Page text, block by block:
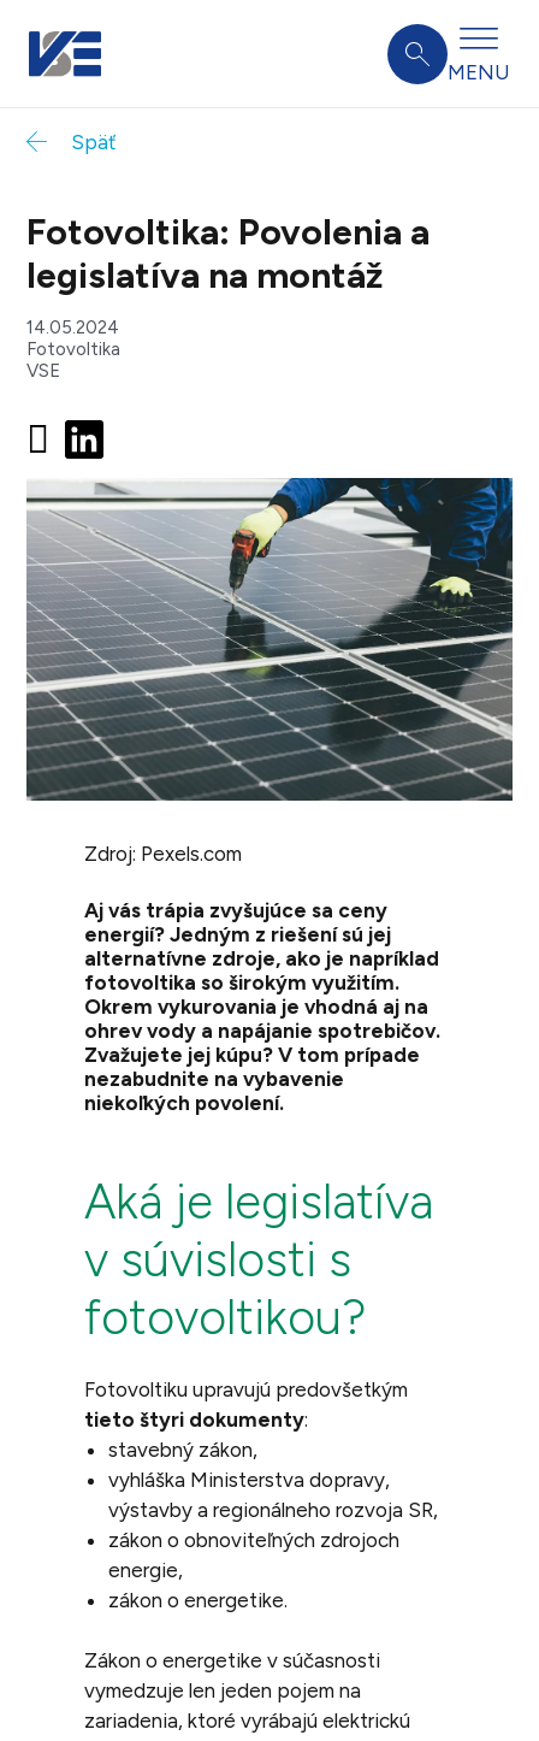
MENU
Späť
Fotovoltika: Povolenia a
legislatíva na montáž
14.05.2024
Fotovoltika
VSE
Zdroj: Pexels.com
Aj vás trápia zvyšujúce sa ceny
energií? Jedným z riešení sú jej
alternatívne zdroje, ako je napríklad
fotovoltika so širokým využitím.
Okrem vykurovania je vhodná aj na
ohrev vody a napájanie spotrebičov.
Zvažujete jej kúpu? V tom prípade
nezabudnite na vybavenie
niekoľkých povolení.
Aká je legislatíva
v súvislosti s
fotovoltikou?
Fotovoltiku upravujú predovšetkým
tieto štyri dokumenty:
stavebný zákon,
vyhláška Ministerstva dopravy,
výstavby a regionálneho rozvoja SR,
zákon o obnoviteľných zdrojoch
energie,
zákon o energetike.
Zákon o energetike v súčasnosti
vymedzuje len jeden pojem na
zariadenia, ktoré vyrábajú elektrickú